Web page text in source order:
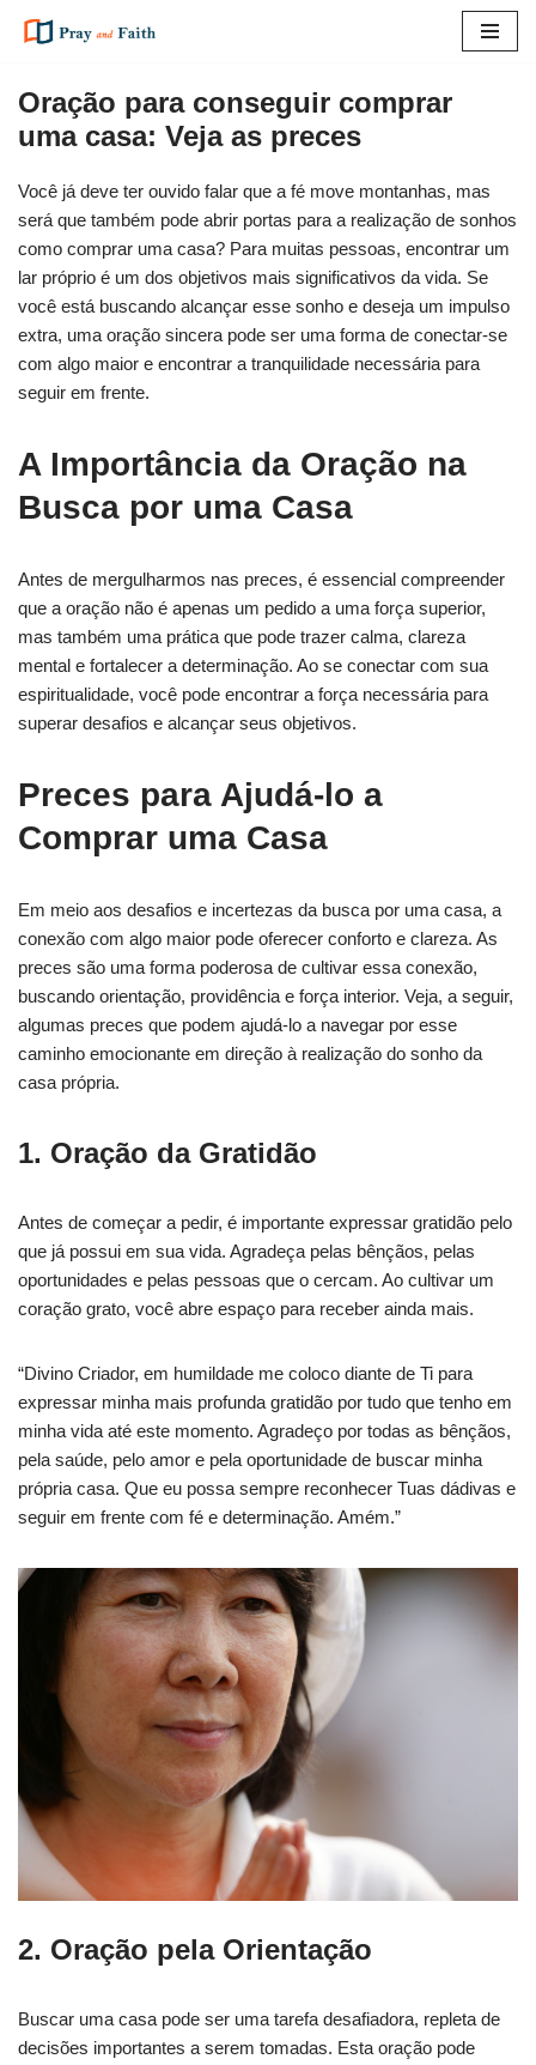
para
conteúdo
Oração para conseguir comprar
uma casa: Veja as preces
Você já deve ter ouvido falar que a fé move montanhas, mas
será que também pode abrir portas para a realização de sonhos
como comprar uma casa? Para muitas pessoas, encontrar um
lar próprio é um dos objetivos mais significativos da vida. Se
você está buscando alcançar esse sonho e deseja um impulso
extra, uma oração sincera pode ser uma forma de conectar-se
com algo maior e encontrar a tranquilidade necessária para
seguir em frente.
A Importância da Oração na
Busca por uma Casa
Antes de mergulharmos nas preces, é essencial compreender
que a oração não é apenas um pedido a uma força superior,
mas também uma prática que pode trazer calma, clareza
mental e fortalecer a determinação. Ao se conectar com sua
espiritualidade, você pode encontrar a força necessária para
superar desafios e alcançar seus objetivos.
Preces para Ajudá-lo a
Comprar uma Casa
Em meio aos desafios e incertezas da busca por uma casa, a
conexão com algo maior pode oferecer conforto e clareza. As
preces são uma forma poderosa de cultivar essa conexão,
buscando orientação, providência e força interior. Veja, a seguir,
algumas preces que podem ajudá-lo a navegar por esse
caminho emocionante em direção à realização do sonho da
casa própria.
1. Oração da Gratidão
Antes de começar a pedir, é importante expressar gratidão pelo
que já possui em sua vida. Agradeça pelas bênçãos, pelas
oportunidades e pelas pessoas que o cercam. Ao cultivar um
coração grato, você abre espaço para receber ainda mais.
“Divino Criador, em humildade me coloco diante de Ti para
expressar minha mais profunda gratidão por tudo que tenho em
minha vida até este momento. Agradeço por todas as bênçãos,
pela saúde, pelo amor e pela oportunidade de buscar minha
própria casa. Que eu possa sempre reconhecer Tuas dádivas e
seguir em frente com fé e determinação. Amém.”
2. Oração pela Orientação
Buscar uma casa pode ser uma tarefa desafiadora, repleta de
decisões importantes a serem tomadas. Esta oração pode